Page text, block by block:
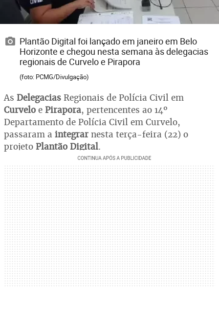
Plantão Digital foi lançado em janeiro em Belo
Horizonte e chegou nesta semana às delegacias
regionais de Curvelo e Pirapora
(foto: PCMG/Divulgação)
As Delegacias Regionais de Polícia Civil em
Curvelo e Pirapora, pertencentes ao 14º
Departamento de Polícia Civil em Curvelo,
passaram a integrar nesta terça-feira (22) o
projeto Plantão Digital.